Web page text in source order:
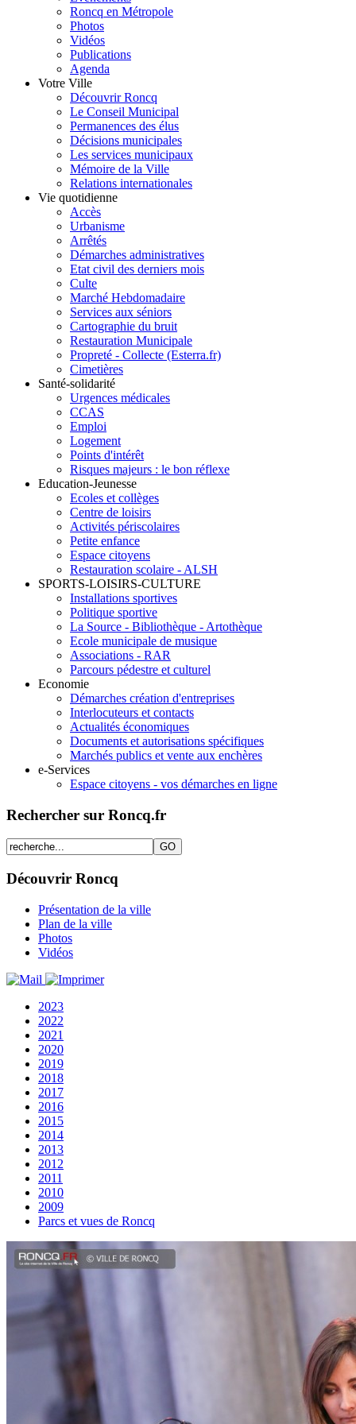
Roncq en Métropole
Photos
Vidéos
Publications
Agenda
Votre Ville
Découvrir Roncq
Le Conseil Municipal
Permanences des élus
Décisions municipales
Les services municipaux
Mémoire de la Ville
Relations internationales
Vie quotidienne
Accès
Urbanisme
Arrêtés
Démarches administratives
Etat civil des derniers mois
Culte
Marché Hebdomadaire
Services aux séniors
Cartographie du bruit
Restauration Municipale
Propreté - Collecte (Esterra.fr)
Cimetières
Santé-solidarité
Urgences médicales
CCAS
Emploi
Logement
Points d'intérêt
Risques majeurs : le bon réflexe
Education-Jeunesse
Ecoles et collèges
Centre de loisirs
Activités périscolaires
Petite enfance
Espace citoyens
Restauration scolaire - ALSH
SPORTS-LOISIRS-CULTURE
Installations sportives
Politique sportive
La Source - Bibliothèque - Artothèque
Ecole municipale de musique
Associations - RAR
Parcours pédestre et culturel
Economie
Démarches création d'entreprises
Interlocuteurs et contacts
Actualités économiques
Documents et autorisations spécifiques
Marchés publics et vente aux enchères
e-Services
Espace citoyens - vos démarches en ligne
Rechercher sur Roncq.fr
Découvrir Roncq
Présentation de la ville
Plan de la ville
Photos
Vidéos
2023
2022
2021
2020
2019
2018
2017
2016
2015
2014
2013
2012
2011
2010
2009
Parcs et vues de Roncq